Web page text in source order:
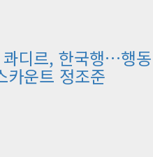
콰디르, 한국행…행동
카운트 정조준